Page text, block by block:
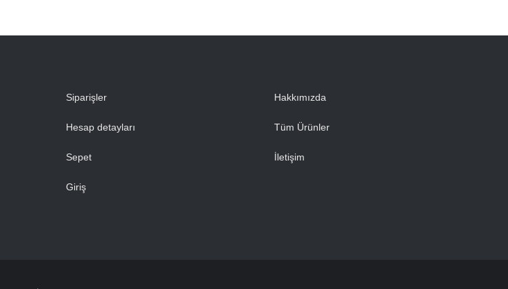
Siparişler
Hesap detayları
Sepet
Giriş
Hakkımızda
Tüm Ürünler
İletişim